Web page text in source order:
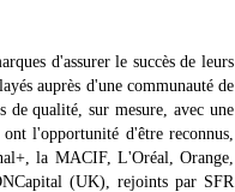
d'assurer le succès de leurs
auprès d'une communauté de
de qualité, sur mesure, avec une
l'opportunité d'être reconnus,
la MACIF, L'Oréal, Orange,
(UK), rejoints par SFR